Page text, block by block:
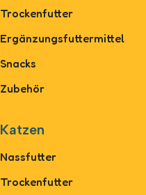
Trockenfutter
Ergänzungsfuttermittel
Snacks
Zubehör
Katzen
Nassfutter
Trockenfutter